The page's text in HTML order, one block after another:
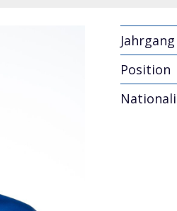
Jahrgang
Position